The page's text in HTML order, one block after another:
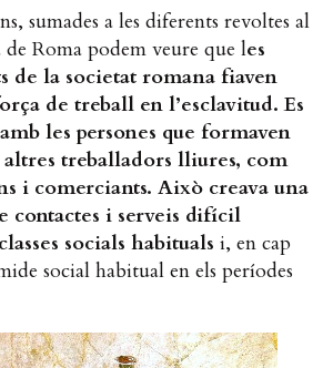
sumades a les diferents revoltes al
Roma podem veure que l​es
de la societat romana fiaven
de treball en l’esclavitud. Es
les persones que formaven
treballadors lliures, com
i comerciants. Això creava una
contactes i serveis difícil
socials habituals ​ i, en cap
social habitual en els períodes